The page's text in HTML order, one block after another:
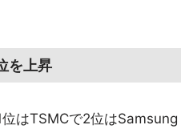
を上昇
はTSMCで2位はSamsung